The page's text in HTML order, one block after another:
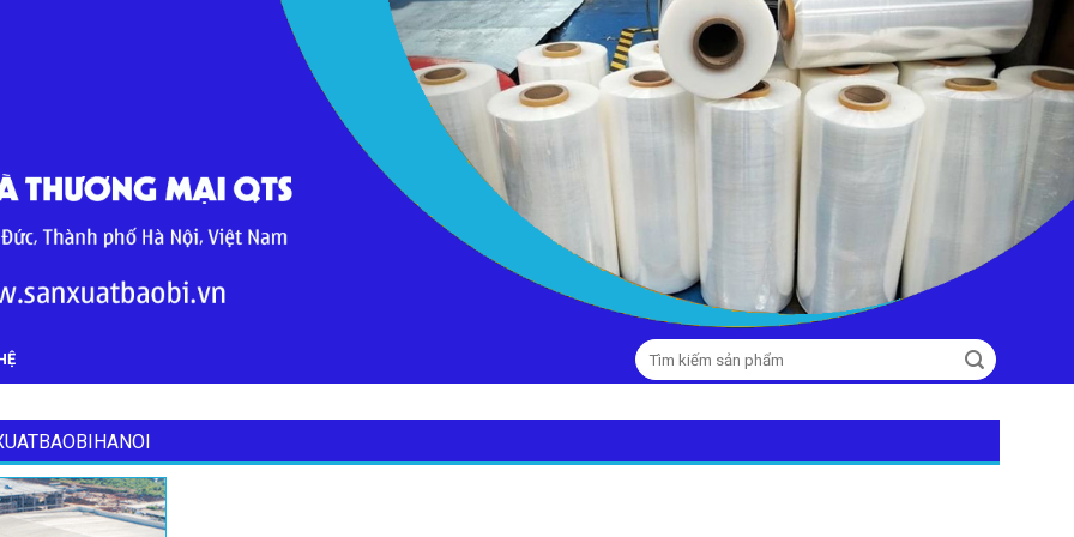
Tìm
kiếm: